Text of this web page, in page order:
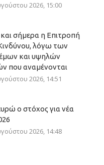
2026, 15:00
σήμερα η Επιτροπή
λόγω των
και υψηλών
που αναμένονται
2026, 14:51
ο στόχος για νέα
2026, 14:48